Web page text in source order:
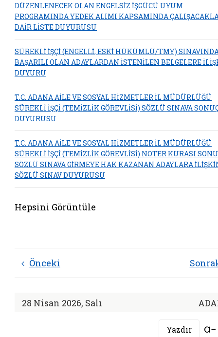
DÜZENLENECEK OLAN ENGELSİZ İŞGÜCÜ UYUM
PROGRAMINDA YEDEK ALIMI KAPSAMINDA
DAİR LİSTE DUYURUSU
SÜREKLİ İŞÇİ (ENGELLİ, ESKİ HÜKÜMLÜ/TMY)
BAŞARILI OLAN ADAYLARDAN İSTENİLEN BELGELERE
DUYURU
T.C. ADANA AİLE VE SOSYAL HİZMETLER İL MÜDÜRLÜĞÜ
SÜREKLİ İŞÇİ (TEMİZLİK GÖREVLİSİ) SÖZLÜ SINAVA
DUYURUSU
T.C. ADANA AİLE VE SOSYAL HİZMETLER İL MÜDÜRLÜĞÜ
SÜREKLİ İŞÇİ (TEMİZLİK GÖREVLİSİ) NOTER KURASI
SÖZLÜ SINAVA GİRMEYE HAK KAZANAN ADAYLARA
SÖZLÜ SINAV DUYURUSU
Hepsini Görüntüle
Önceki
28 Nisan 2026, Salı
Yazdır